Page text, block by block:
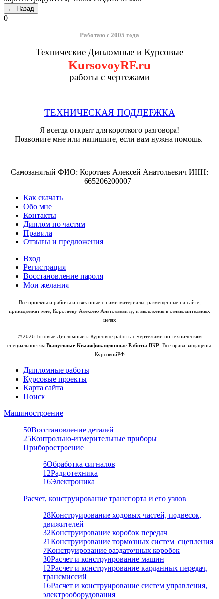
0
Работаю с 2005 года
Технические Дипломные и Курсовые
KursovoyRF.ru
работы с чертежами
ТЕХНИЧЕСКАЯ ПОДДЕРЖКА
Я всегда открыт для короткого разговора!
Позвоните мне или напишите, если вам нужна помощь.
Самозанятый ФИО: Коротаев Алексей Анатольевич ИНН:
665206200007
Как скачать
Обо мне
Контакты
Диплом по частям
Правила
Отзывы и предложения
Вход
Регистрация
Восстановление пароля
Мои желания
Все проекты и работы и связанные с ними материалы, размещенные на сайте,
принадлежат мне, Коротаеву Алексею Анатольевичу, и выложены в ознакомительных
целях
© 2026 Готовые Дипломный и Курсовые работы с чертежами по техническим
специальностям Выпускные Квалификационные Работы ВКР. Все права защищены.
КурсовойРФ
Дипломные работы
Курсовые проекты
Карта сайта
Поиск
Машиностроение
50Восстановление деталей
25Контрольно-измерительные приборы
Приборостроение
6Обработка сигналов
12Радиотехника
16Электроника
Расчет, конструирование транспорта и его узлов
28Конструирование ходовых частей, подвесок,
движителей
32Конструирование коробок передач
21Конструирование тормозных систем, сцепления
7Конструирование раздаточных коробок
30Расчет и конструирование машин
12Расчет и конструирование карданных передач,
трансмиссий
16Расчет и конструирование систем управления,
электрооборудования